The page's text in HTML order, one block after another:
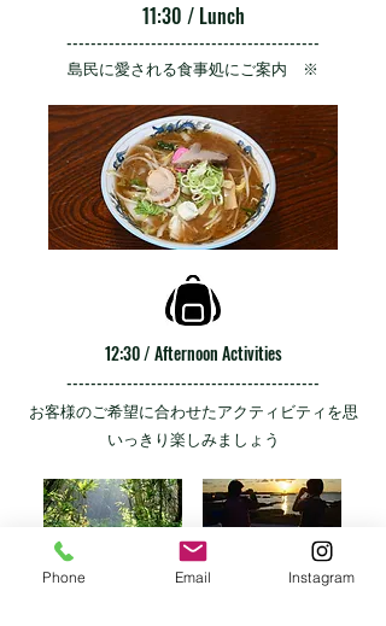
11:30 / Lunch
------------------------------------------
島民に愛される食事処にご案内 ※
12:30 / Afternoon Activities
------------------------------------------
お客様のご希望に合わせたアクティビティを思
いっきり楽しみましょう
Phone Email Instagram